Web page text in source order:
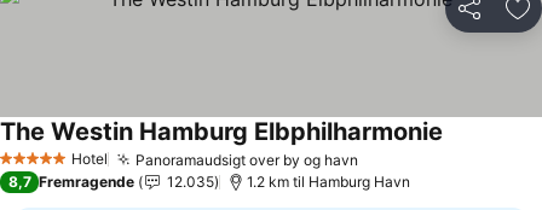
Del
5 Stjerner Hotel Panoramaudsigt over by og havn
The Westin Hamburg Elbphilharmonie
8,7 Fremragende 12.035 1.2 km til Hamburg Havn